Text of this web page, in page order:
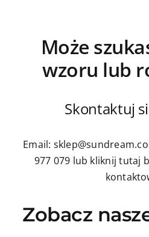
Może
wzoru lub
Skontaktuj
Email:
977 079 lub kliknij tutaj
Zobacz